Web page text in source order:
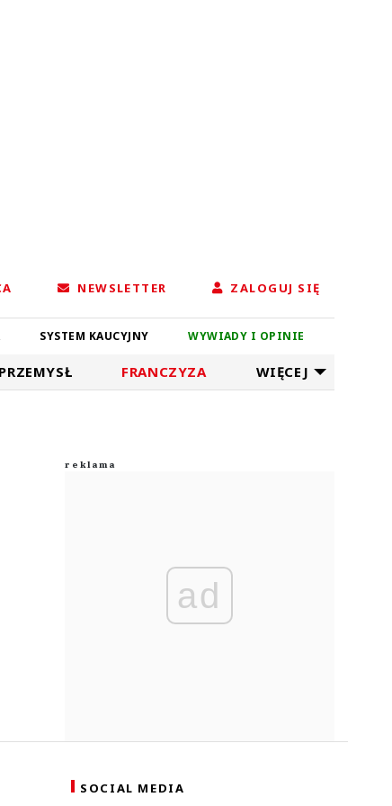
NEWSLETTER ZALOGUJ SIĘ
SYSTEM KAUCYJNY WYWIADY I OPINIE
PRZEMYSŁ FRANCZYZA WIĘCEJ
ad
SOCIAL MEDIA